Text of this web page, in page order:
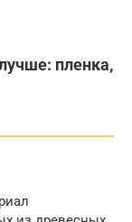
пленка,